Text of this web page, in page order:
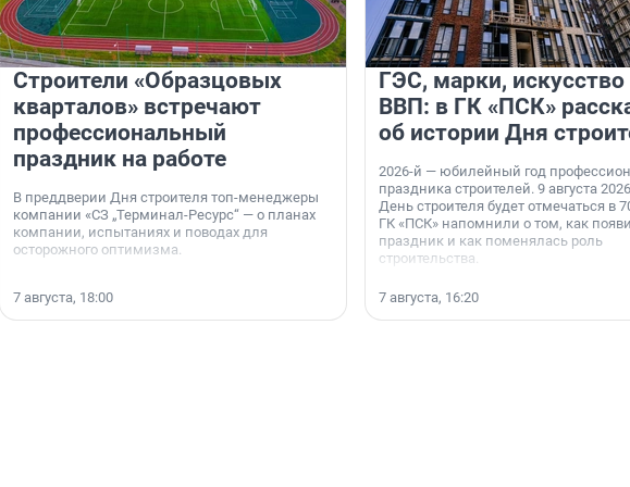
Строители «Образцовых
кварталов» встречают
профессиональный
праздник на работе
В преддверии Дня строителя топ-менеджеры
компании «СЗ „Терминал-Ресурс“ — о планах
компании, испытаниях и поводах для
осторожного оптимизма.
7 августа, 18:00
ГЭС, марки, искусство
ВВП: в ГК «ПСК»
об истории Дня
2026-й — юбилейный год
праздника строителей. 9 августа
День строителя будет отмечаться в
ГК «ПСК» напомнили о том, как
праздник и как поменялась роль
строительства.
7 августа, 16:20